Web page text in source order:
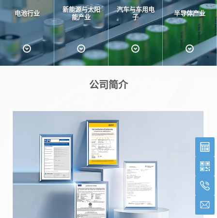
电池行业
新能源与太阳
能产业
汽车与车用电
子
半导体产业
公司简介